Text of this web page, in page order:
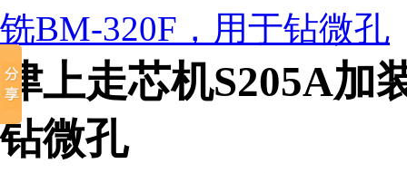
铣BM-320F，用于钻微孔
津上走芯机S205A加
钻微孔